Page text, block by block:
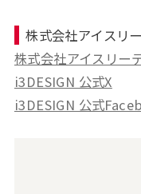
株式会社アイスリ
株式会社アイスリー
i3DESIGN 公式X
i3DESIGN 公式